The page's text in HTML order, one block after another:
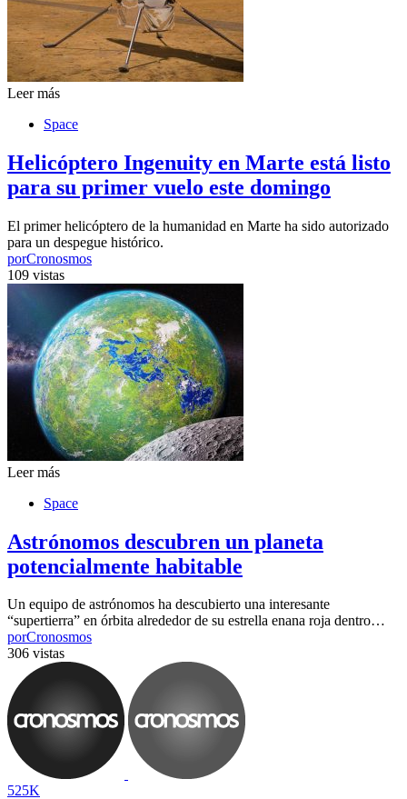
Leer más
Space
Helicóptero Ingenuity en Marte está listo
para su primer vuelo este domingo
El primer helicóptero de la humanidad en Marte ha sido autorizado
para un despegue histórico.
porCronosmos
109 vistas
Leer más
Space
Astrónomos descubren un planeta
potencialmente habitable
Un equipo de astrónomos ha descubierto una interesante
“supertierra” en órbita alrededor de su estrella enana roja dentro…
porCronosmos
306 vistas
525K